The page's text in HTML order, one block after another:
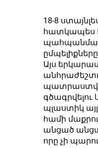
սուրճի
18-8
հատկապես
պահպանման
Այս
պլաստիկ
համի
անցած
որը չի